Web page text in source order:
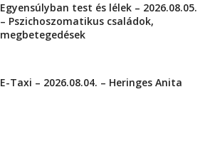
Egyensúlyban test és lélek – 2026.08.05.
– Pszichoszomatikus családok,
megbetegedések
E-Taxi – 2026.08.04. – Heringes Anita